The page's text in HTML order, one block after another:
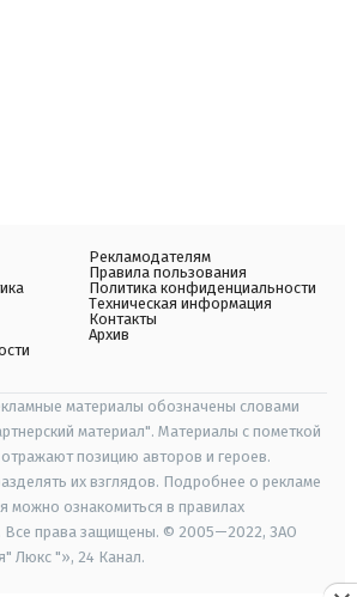
Рекламодателям
Правила пользования
Политика конфиденциальности
Техническая информация
Контакты
Архив
материалы обозначены словами
материал". Материалы с пометкой
позицию авторов и героев.
их взглядов. Подробнее о рекламе
можно ознакомиться в правилах
Все права защищены. © 2005—2022, ЗАО
Люкс "», 24 Канал.